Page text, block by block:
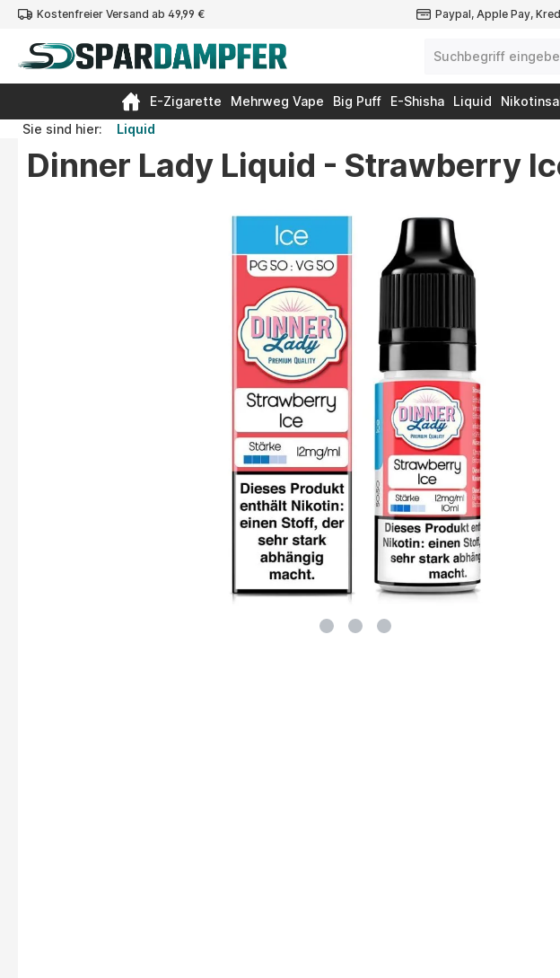
Zur Hauptnavigation springen
Kostenfreier Versand ab 49,99 € Paypal, Apple Pay,
E-Zigarette Mehrweg Vape Big Puff E-Shisha Liquid
Sie sind hier:
Liquid
Dinner Lady Liquid - Strawberry